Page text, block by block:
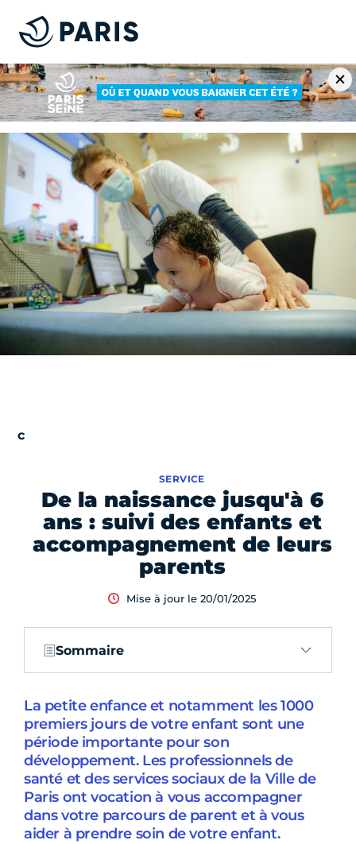
De la naissance jusqu'à 6
ans : suivi des enfants et
accompagnement de leurs
parents
SERVICE
Mise à jour le 20/01/2025
Sommaire
La petite enfance et notamment les 1000
premiers jours de votre enfant sont une
période importante pour son
développement. Les professionnels de
santé et des services sociaux de la Ville de
Paris ont vocation à vous accompagner
dans votre parcours de parent et à vous
aider à prendre soin de votre enfant.